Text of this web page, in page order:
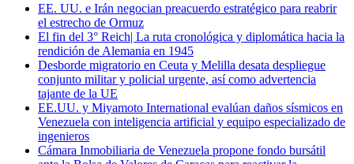
EE. UU. e Irán negocian preacuerdo estratégico para reabrir
el estrecho de Ormuz
El fin del 3° Reich| La ruta cronológica y diplomática hacia la
rendición de Alemania en 1945
Desborde migratorio en Ceuta y Melilla desata despliegue
conjunto militar y policial urgente, así como advertencia
tajante de la UE
EE.UU. y Miyamoto International evalúan daños sísmicos en
Venezuela con inteligencia artificial y equipo especializado de
ingenieros
Cámara Inmobiliaria de Venezuela propone fondo bursátil